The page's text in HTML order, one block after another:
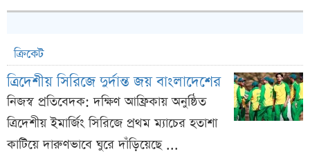
ক্রিকেট
ত্রিদেশীয় সিরিজে দুর্দান্ত জয় বাংলাদেশের
নিজস্ব প্রতিবেদক: দক্ষিণ আফ্রিকায় অনুষ্ঠিত
ত্রিদেশীয় ইমার্জিং সিরিজে প্রথম ম্যাচের হতাশা
কাটিয়ে দারুণভাবে ঘুরে দাঁড়িয়েছে ...